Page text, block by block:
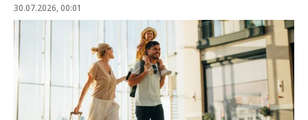
30.07.2026, 00:01